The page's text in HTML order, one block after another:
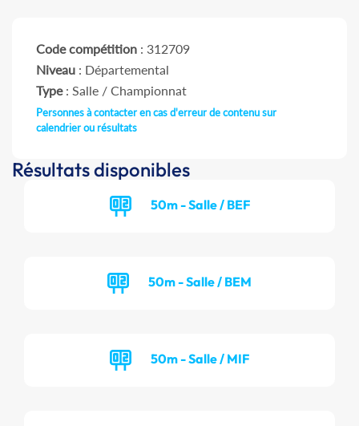
Code compétition : 312709
Niveau : Départemental
Type: Salle / Championnat
Personnes à contacter en cas d'erreur de contenu sur
calendrier ou résultats
Résultats disponibles
50m - Salle / BEF
50m - Salle / BEM
50m - Salle / MIF